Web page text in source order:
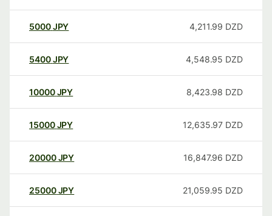
5000JPY 4,211.99 DZD
5400JPY 4,548.95 DZD
10000 JPY 8,423.98 DZD
15000 JPY 12,635.97 DZD
20000 JPY 16,847.96 DZD
25000 JPY 21,059.95 DZD